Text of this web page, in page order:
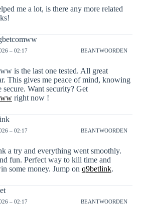
me a lot, is there any more related
– 02:17 BEANTWOORDEN
is the last one tested. All great
This gives me peace of mind, knowing
secure. Want security? Get
right now !
– 02:17 BEANTWOORDEN
a try and everything went smoothly.
fun. Perfect way to kill time and
some money. Jump on q9betlink.
– 02:17 BEANTWOORDEN